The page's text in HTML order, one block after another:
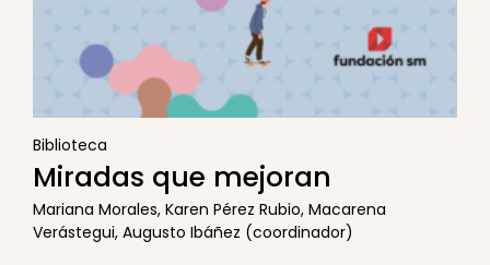
Biblioteca
Miradas que mejoran
Mariana Morales, Karen Pérez Rubio, Macarena
Verástegui, Augusto Ibáñez (coordinador)